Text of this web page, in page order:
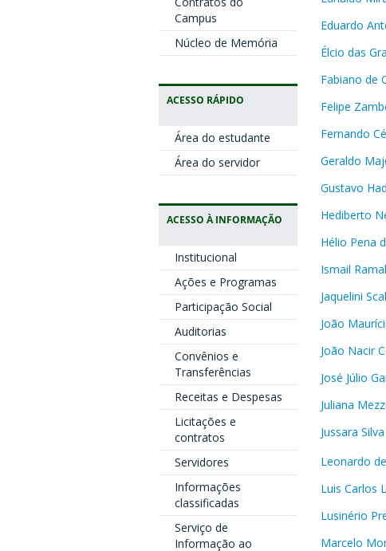
Campus
Núcleo de Memória
ACESSO RÁPIDO
Área do estudante
Área do servidor
ACESSO À INFORMAÇÃO
Institucional
Ações e Programas
Participação Social
Auditorias
Convênios e
Transferências
Receitas e Despesas
Licitações e
contratos
Servidores
Informações
classificadas
Serviço de
Informação ao
Eduardo
Élcio das
Fabiano de
Felipe
Fernando
Geraldo
Gustavo
Hediberto
Hélio Pena
Ismail
Jaquelini
João
João Nacir
José Júlio
Juliana
Jussara
Leonardo
Luis Carlos
Lusinério
Marcelo